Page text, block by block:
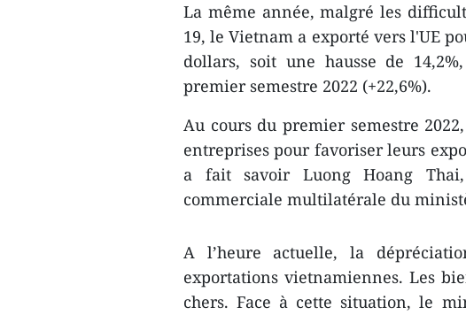
La même année, malgré les
19, le Vietnam a exporté vers l'UE
dollars, soit une hausse de
premier semestre 2022 (+22,6%).
Au cours du premier semestre
entreprises pour favoriser leurs
a fait savoir Luong Hoang
commerciale multilatérale du
A l’heure actuelle, la
exportations vietnamiennes. Les
chers. Face à cette situation, le